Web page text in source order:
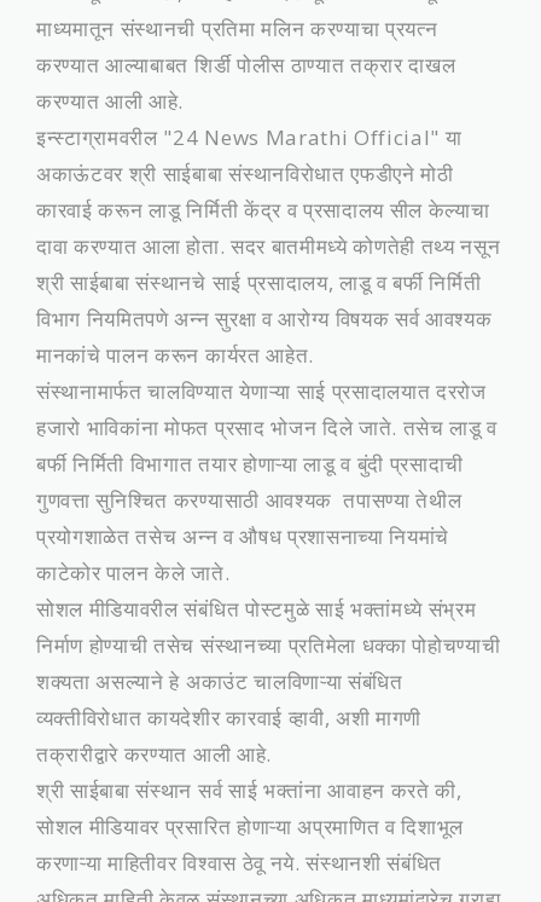
माध्यमातून संस्थानची प्रतिमा मलिन करण्याचा प्रयत्न
करण्यात आल्याबाबत शिर्डी पोलीस ठाण्यात तक्रार दाखल
करण्यात आली आहे.
इन्स्टाग्रामवरील "24 News Marathi Official" या
अकाऊंटवर श्री साईबाबा संस्थानविरोधात एफडीएने मोठी
कारवाई करून लाडू निर्मिती केंद्र व प्रसादालय सील केल्याचा
दावा करण्यात आला होता. सदर बातमीमध्ये कोणतेही तथ्य नसून
श्री साईबाबा संस्थानचे साई प्रसादालय, लाडू व बर्फी निर्मिती
विभाग नियमितपणे अन्न सुरक्षा व आरोग्य विषयक सर्व आवश्यक
मानकांचे पालन करून कार्यरत आहेत.
संस्थानामार्फत चालविण्यात येणाऱ्या साई प्रसादालयात दररोज
हजारो भाविकांना मोफत प्रसाद भोजन दिले जाते. तसेच लाडू व
बर्फी निर्मिती विभागात तयार होणाऱ्या लाडू व बुंदी प्रसादाची
गुणवत्ता सुनिश्चित करण्यासाठी आवश्यक तपासण्या तेथील
प्रयोगशाळेत तसेच अन्न व औषध प्रशासनाच्या नियमांचे
काटेकोर पालन केले जाते.
सोशल मीडियावरील संबंधित पोस्टमुळे साई भक्तांमध्ये संभ्रम
निर्माण होण्याची तसेच संस्थानच्या प्रतिमेला धक्का पोहोचण्याची
शक्यता असल्याने हे अकाउंट चालविणाऱ्या संबंधित
व्यक्तीविरोधात कायदेशीर कारवाई व्हावी, अशी मागणी
तक्रारीद्वारे करण्यात आली आहे.
श्री साईबाबा संस्थान सर्व साई भक्तांना आवाहन करते की,
सोशल मीडियावर प्रसारित होणाऱ्या अप्रमाणित व दिशाभूल
करणाऱ्या माहितीवर विश्वास ठेवू नये. संस्थानशी संबंधित